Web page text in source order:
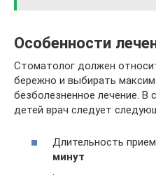
Особенности
Стоматолог должен
бережно и выбирать
безболезненное лечение. В
детей врач следует
Длительность
минут
.